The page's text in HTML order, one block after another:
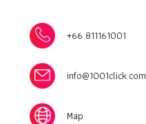
+66 811161001
info@1001click.com
Map